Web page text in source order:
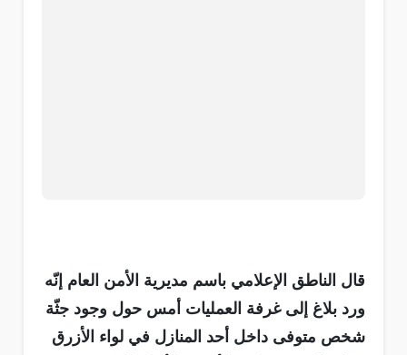
قال الناطق الإعلامي باسم مديرية الأمن العام إنّه
ورد بلاغ إلى غرفة العمليات أمس حول وجود جثّة
شخص متوفى داخل أحد المنازل في لواء الأزرق